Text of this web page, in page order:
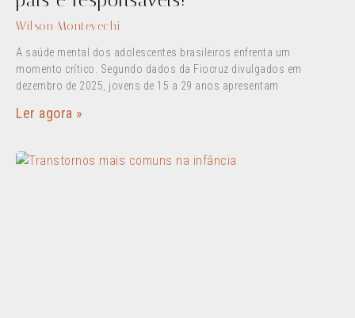
Wilson Montevechi
A saúde mental dos adolescentes brasileiros enfrenta um
momento crítico. Segundo dados da Fiocruz divulgados em
dezembro de 2025, jovens de 15 a 29 anos apresentam
Ler agora »